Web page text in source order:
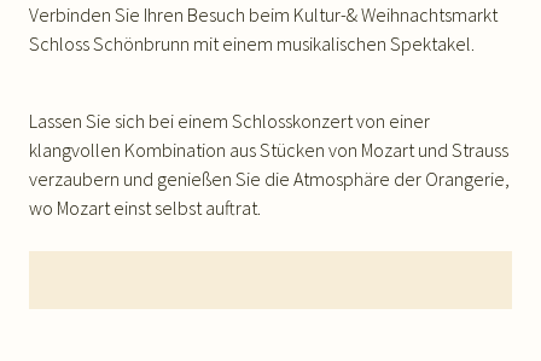
Verbinden Sie Ihren Besuch beim Kultur-& Weihnachtsmarkt
Schloss Schönbrunn mit einem musikalischen Spektakel.
Lassen Sie sich bei einem Schlosskonzert von einer
klangvollen Kombination aus Stücken von Mozart und Strauss
verzaubern und genießen Sie die Atmosphäre der Orangerie,
wo Mozart einst selbst auftrat.